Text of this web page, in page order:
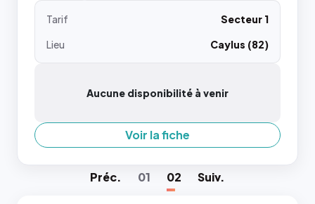
Tarif
Secteur 1
Lieu
Caylus (82)
Aucune disponibilité à venir
Voir la fiche
Préc. 01 02 Suiv.